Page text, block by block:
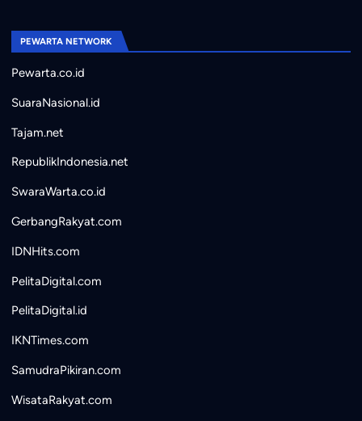
PEWARTA NETWORK
Pewarta.co.id
SuaraNasional.id
Tajam.net
RepublikIndonesia.net
SwaraWarta.co.id
GerbangRakyat.com
IDNHits.com
PelitaDigital.com
PelitaDigital.id
IKNTimes.com
SamudraPikiran.com
WisataRakyat.com